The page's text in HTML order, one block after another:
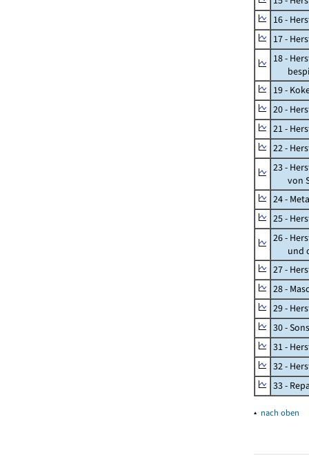
16 -
17 -
18 -
19 -
20 -
21 -
22 -
23 -
von
24 -
25 -
26 -
und
27 -
28 -
29 -
30 -
31 -
32 -
33 -
▴ nach oben